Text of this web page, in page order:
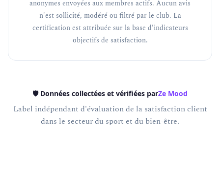
anonymes envoyées aux membres actifs. Aucun avis
n'est sollicité, modéré ou filtré par le club. La
certification est attribuée sur la base d'indicateurs
objectifs de satisfaction.
🛡️ Données collectées et vérifiées parZe Mood
Label indépendant d'évaluation de la satisfaction client
dans le secteur du sport et du bien-être.